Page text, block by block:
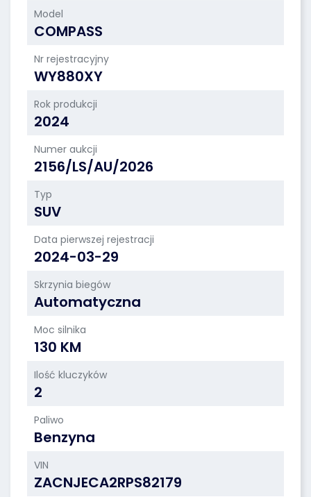
Model
COMPASS
Nr rejestracyjny
WY880XY
Rok produkcji
2024
Numer aukcji
2156/LS/AU/2026
Typ
SUV
Data pierwszej rejestracji
2024-03-29
Skrzynia biegów
Automatyczna
Moc silnika
130 KM
Ilość kluczyków
2
Paliwo
Benzyna
VIN
ZACNJECA2RPS82179